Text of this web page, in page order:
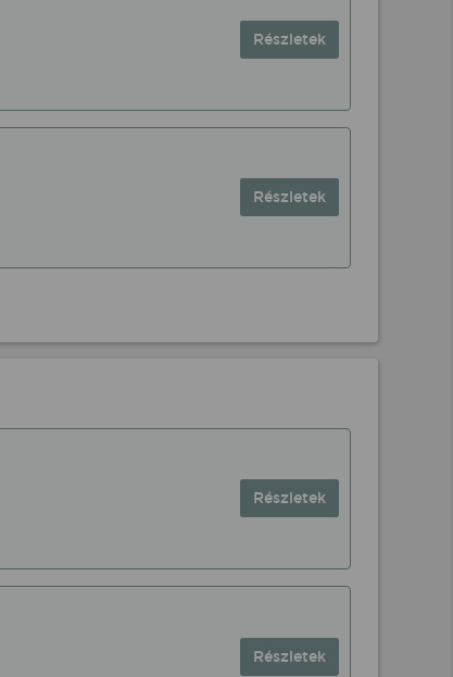
Részletek
Részletek
Részletek
Részletek